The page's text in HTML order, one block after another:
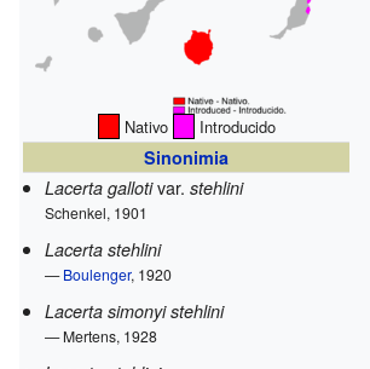
Nativo Introducido
Sinonimia
Lacerta gallotivar. stehlini
Schenkel, 1901
Lacerta stehlini
—Boulenger, 1920
Lacerta simonyi stehlini
— Mertens, 1928